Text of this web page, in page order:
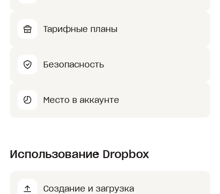
Тарифные планы
Безопасность
Место в аккаунте
Использование Dropbox
Создание и загрузка